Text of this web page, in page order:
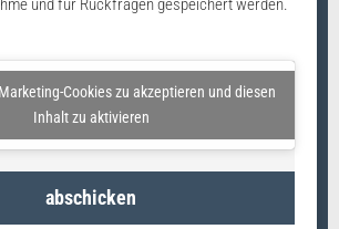
und für Rückfragen gespeichert werden.
Cookies zu akzeptieren und diesen
Inhalt zu aktivieren
abschicken